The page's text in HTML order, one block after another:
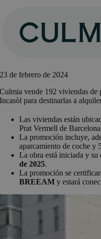
contenido
23 de febrero de 2024
Culmia vende 192 viviendas
Incasòl para destinarlas a
Las viviendas están
Prat Vermell de
La promoción incluye,
aparcamiento de coche y
La obra está iniciada y su
de 2025.
La promoción se
BREEAM y estará